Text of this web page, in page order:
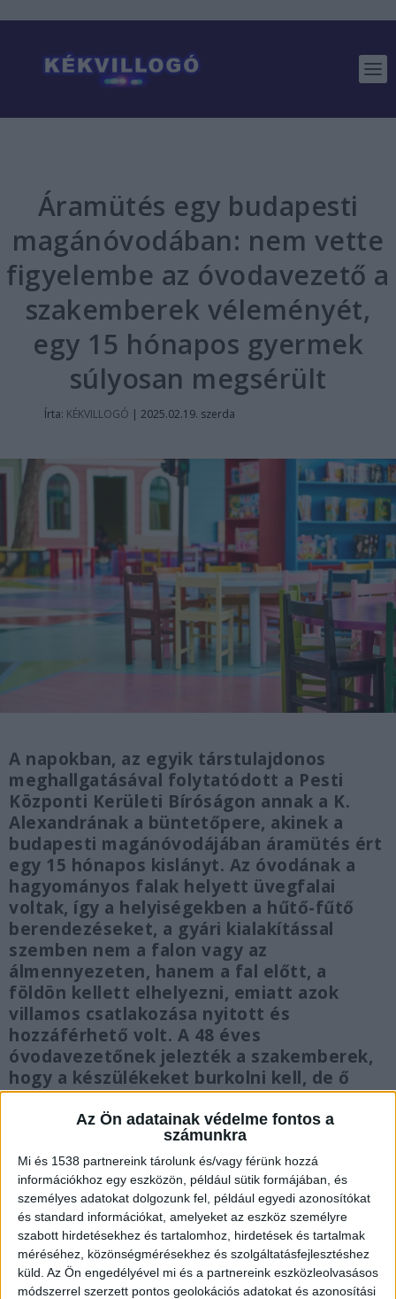
Az Ön adatainak védelme fontos a
számunkra
Mi és 1538 partnereink tárolunk és/vagy férünk hozzá
információkhoz egy eszközön, például sütik formájában, és
személyes adatokat dolgozunk fel, például egyedi azonosítókat
és standard információkat, amelyeket az eszköz személyre
szabott hirdetésekhez és tartalomhoz, hirdetések és tartalmak
méréséhez, közönségmérésekhez és szolgáltatásfejlesztéshez
küld. Az Ön engedélyével mi és a partnereink eszközleolvasásos
módszerrel szerzett pontos geolokációs adatokat és azonosítási
Áramütés egy budapesti
magánóvodában: nem vette
figyelembe az óvodavezető a
szakemberek véleményét,
egy 15 hónapos gyermek
súlyosan megsérült
Írta: KÉKVILLOGÓ | 2025.02.19. szerda
A napokban, az egyik társtulajdonos
meghallgatásával folytatódott a Pesti
Központi Kerületi Bíróságon annak a K.
Alexandrának a büntetőpere, akinek a
budapesti magánóvodájában áramütés ért
egy 15 hónapos kislányt. Az óvodának a
hagyományos falak helyett üvegfalai
voltak, így a helyiségekben a hűtő-fűtő
berendezéseket, a gyári kialakítással
szemben nem a falon vagy az
álmennyezeten, hanem a fal előtt, a
földön kellett elhelyezni, emiatt azok
villamos csatlakozása nyitott és
hozzáférhető volt. A 48 éves
óvodavezetőnek jelezték a szakemberek,
hogy a készülékeket burkolni kell, de ő
figyelmen kívül hagyta az észrevételeiket.
Dobozokkal és párnákkal takarták el
A kivitelező még árajánlatot is adott a szükséges
faburkolásra, de a nő ezt nem fogadta el, és
mástól sem rendelt semmilyen biztonságos